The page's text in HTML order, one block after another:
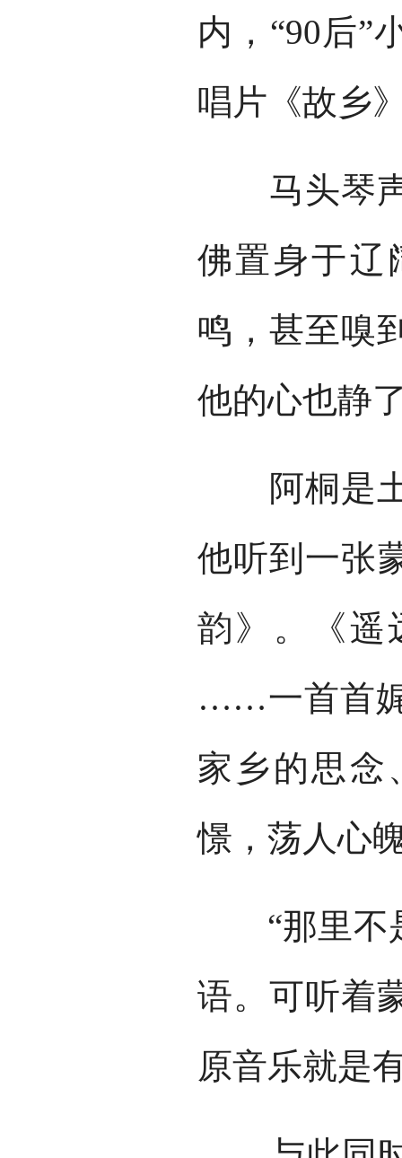
内，“90后”
唱片《故乡
马头琴声
佛置身于辽
鸣，甚至嗅
他的心也静
阿桐是土
他听到一张
韵》。《遥
……一首首
家乡的思念
憬，荡人心
“那里不是
语。可听着
原音乐就是